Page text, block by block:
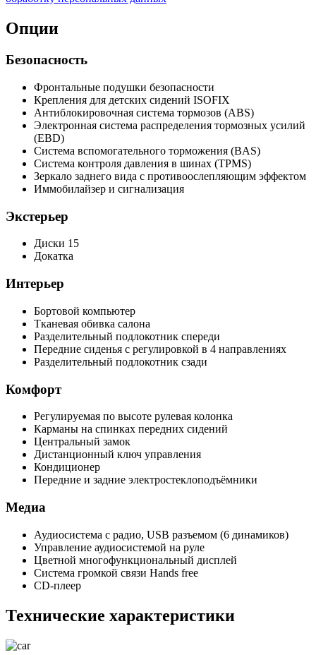
Опции
Безопасность
Фронтальные подушки безопасности
Крепления для детских сидений ISOFIX
Антиблокировочная система тормозов (ABS)
Электронная система распределения тормозных усилий
(EBD)
Система вспомогательного торможения (BAS)
Система контроля давления в шинах (TPMS)
Зеркало заднего вида с противоослепляющим эффектом
Иммобилайзер и сигнализация
Экстерьер
Диски 15
Докатка
Интерьер
Бортовой компьютер
Тканевая обивка салона
Разделительный подлокотник спереди
Передние сиденья с регулировкой в 4 направлениях
Разделительный подлокотник сзади
Комфорт
Регулируемая по высоте рулевая колонка
Карманы на спинках передних сидений
Центральный замок
Дистанционный ключ управления
Кондиционер
Передние и задние электростеклоподъёмники
Медиа
Аудиосистема с радио, USB разъемом (6 динамиков)
Управление аудиосистемой на руле
Цветной многофункциональный дисплей
Система громкой связи Hands free
CD-плеер
Технические характеристики